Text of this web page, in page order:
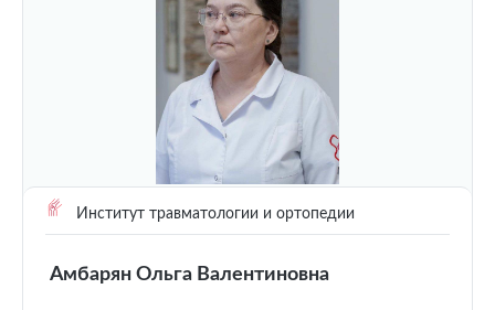
Институт травматологии и ортопедии
Амбарян Ольга Валентиновна